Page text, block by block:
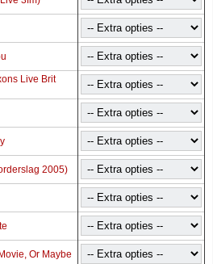
Live Brit
2005)
Or Maybe